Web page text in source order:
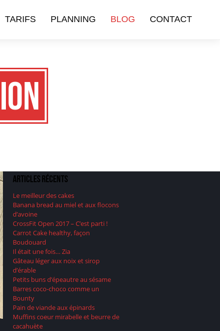
TARIFS PLANNING BLOG CONTACT
Articles récents
Le meilleur des cakes
Banana bread au miel et aux flocons
d’avoine
CrossFit Open 2017 – C’est parti !
Carrot Cake healthy, façon
Boudouard
Il était une fois… Zia
Gâteau léger aux noix et sirop
d’érable
Petits buns d’épeautre au sésame
Barres coco-choco comme un
Bounty
Pain de viande aux épinards
Muffins coeur mirabelle et beurre de
cacahuète